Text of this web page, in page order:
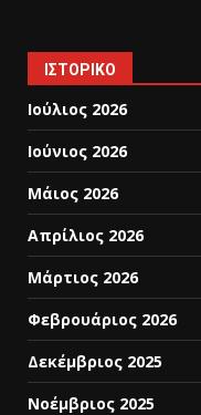
ΙΣΤΟΡΙΚΌ
Ιούλιος 2026
Ιούνιος 2026
Μάιος 2026
Απρίλιος 2026
Μάρτιος 2026
Φεβρουάριος 2026
Δεκέμβριος 2025
Νοέμβριος 2025